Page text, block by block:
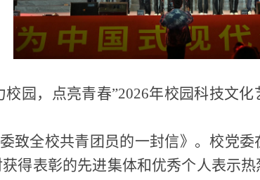
校园，点亮青春”2026年校园科技文
致全校共青团员的一封信》。校党
得表彰的先进集体和优秀个人表示